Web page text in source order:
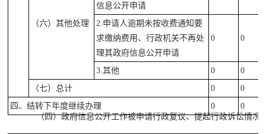
（六）其他处理
信息公开申请
2.申请人逾期未按收费通知要
求缴纳费用、行政机关不再处
理其政府信息公开申请
0 0
3.其他 0 0
（七）总计
0 0
四、结转下年度继续办理
0 0
（四）政府信息公开工作被申请行政复议、提起行政诉讼情况